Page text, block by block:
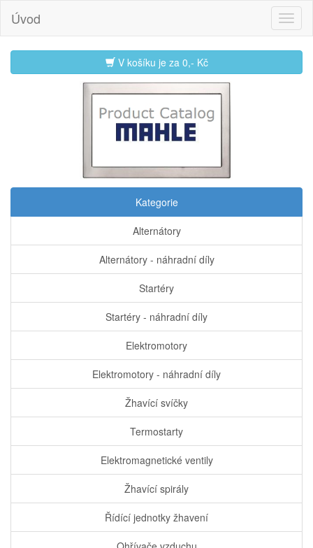
Úvod
V košíku je za 0,- Kč
Kategorie
Alternátory
Alternátory - náhradní díly
Startéry
Startéry - náhradní díly
Elektromotory
Elektromotory - náhradní díly
Žhavící svíčky
Termostarty
Elektromagnetické ventily
Žhavící spirály
Řídící jednotky žhavení